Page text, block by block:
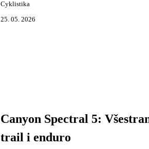
Cyklistika
25. 05. 2026
Canyon Spectral 5:
trail i enduro